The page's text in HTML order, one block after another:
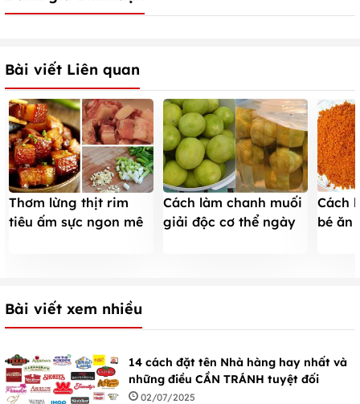
Bài viết Liên quan
Thơm lừng thịt rim
tiêu ấm sực ngon mê
Cách làm chanh muối
giải độc cơ thể ngày
Cách
bé ăn
Bài viết xem nhiều
14 cách đặt tên Nhà hàng hay nhất và
những điều CẦN TRÁNH tuyệt đối
02/07/2025